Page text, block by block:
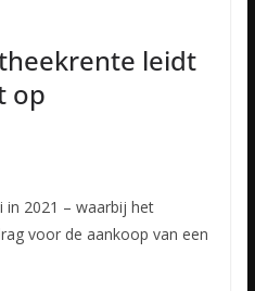
leidt
op
in 2021 – waarbij het
voor de aankoop van een